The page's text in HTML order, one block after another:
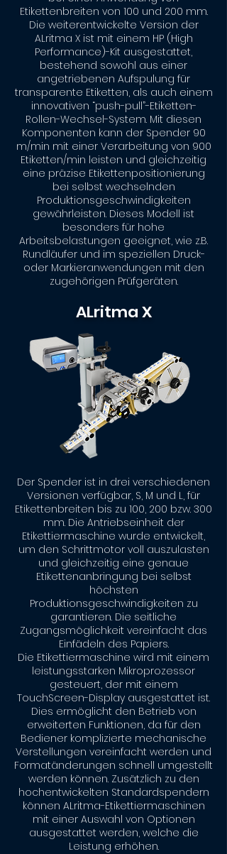
Etikettenbreiten von 100 und 200 mm.
Die weiterentwickelte Version der
ALritma X ist mit einem HP (High
Performance)-Kit ausgestattet,
bestehend sowohl aus einer
angetriebenen Aufspulung für
transparente Etiketten, als auch einem
innovativen “push-pull”-Etiketten-
Rollen-Wechsel-System. Mit diesen
Komponenten kann der Spender 90
m/min mit einer Verarbeitung von 900
Etiketten/min leisten und gleichzeitig
eine präzise Etikettenpositionierung
bei selbst wechselnden
Produktionsgeschwindigkeiten
gewährleisten. Dieses Modell ist
besonders für hohe
Arbeitsbelastungen geeignet, wie z.B.
Rundläufer und im speziellen Druck-
oder Markieranwendungen mit den
zugehörigen Prüfgeräten.
ALritma X
Der Spender ist in drei verschiedenen
Versionen verfügbar, S, M und L, für
Etikettenbreiten bis zu 100, 200 bzw. 300
mm. Die Antriebseinheit der
Etikettiermaschine wurde entwickelt,
um den Schrittmotor voll auszulasten
und gleichzeitig eine genaue
Etikettenanbringung bei selbst
höchsten
Produktionsgeschwindigkeiten zu
garantieren. Die seitliche
Zugangsmöglichkeit vereinfacht das
Einfädeln des Papiers.
Die Etikettiermaschine wird mit einem
leistungsstarken Mikroprozessor
gesteuert, der mit einem
TouchScreen-Display ausgestattet ist.
Dies ermöglicht den Betrieb von
erweiterten Funktionen, da für den
Bediener komplizierte mechanische
Verstellungen vereinfacht werden und
Formatänderungen schnell umgestellt
werden können. Zusätzlich zu den
hochentwickelten Standardspendern
können ALritma-Etikettiermaschinen
mit einer Auswahl von Optionen
ausgestattet werden, welche die
Leistung erhöhen.